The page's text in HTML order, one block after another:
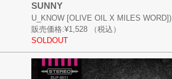
SUNNY
U_KNOW [OLIVE OIL X MILES WORD])
販売価格:¥1,528
（税込）
SOLDOUT